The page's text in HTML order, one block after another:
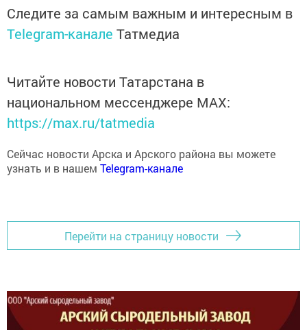
Следите за самым важным и интересным в
Telegram-канале Татмедиа
Читайте новости Татарстана в
национальном мессенджере MАХ:
https://max.ru/tatmedia
Сейчас новости Арска и Арского района вы можете
узнать и в нашемTelegram-канале
Перейти на страницу новости